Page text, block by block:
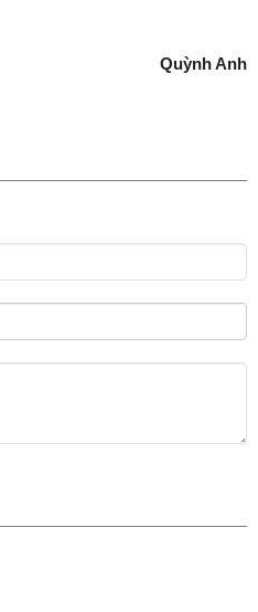
Quỳnh Anh